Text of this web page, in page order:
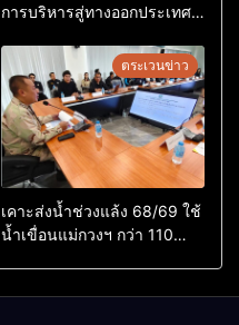
การบริหารสู่ทางออกประเทศ
ตระเวนข่าว
เคาะส่งน้ำช่วงแล้ง 68/69 ใช้
น้ำเขื่อนแม่กวงฯ กว่า 110